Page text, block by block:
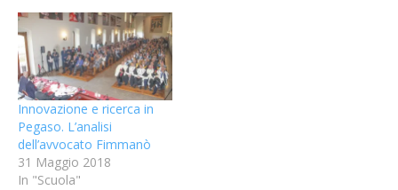
Innovazione e ricerca in
Pegaso. L’analisi
dell’avvocato Fimmanò
31 Maggio 2018
In "Scuola"